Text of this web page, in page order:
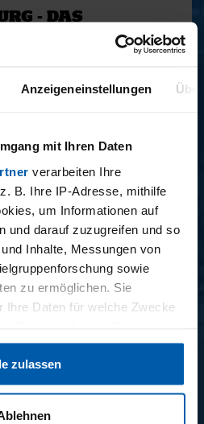
Anzeigeneinstellungen
mit Ihren Daten
verarbeiten Ihre
B. Ihre IP-Adresse, mithilfe
um Informationen auf
und darauf zuzugreifen und so
Inhalte, Messungen von
sowie
zu ermöglichen. Sie
Ihre Daten für welche Zwecke
Klicken auf das Privacy
widerrufen
zulassen
- DAS
11.12.2025
14 - STÜBI
2025/2026